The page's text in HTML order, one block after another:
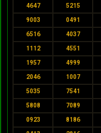
4647 5215
9003 0491
6516 4037
1112 4551
1957 4999
2046 1007
5035 7541
5808 7089
0923 8186